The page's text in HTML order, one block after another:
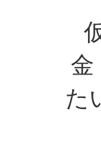
金
た